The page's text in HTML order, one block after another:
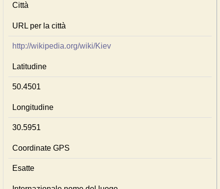
Città
URL per la città
http://wikipedia.org/wiki/Kiev
Latitudine
50.4501
Longitudine
30.5951
Coordinate GPS
Esatte